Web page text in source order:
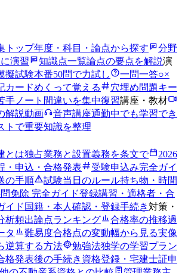
トップ年度・科目・論点から探す
分野
演習 知識点一覧論点の要点を解説演
擬試験本番50問で力試し 一問一答○×
カードめくって覚える 穴埋め問題キー
手ノート 間違いを集中復習講座・教材
解説動画 音声講座通勤中でも学習でき
トで重要知識を整理
とは独占業務と設置義務を条文で
2026
・申込・合格発表
受験申込み完全ガイ
の手順 試験当日のルール持ち物・時間
問免除 完全ガイド登録講習・適格者・合
イド 国籍・本人確認・登録手続き対策・
析頻出論点ランキング 合格率の推移過
タ
難易度合格点の変動幅から見る実像
逆算する方法 勉強法独学の学習プラン
格発表後の手続き 資格登録・宅建士証申